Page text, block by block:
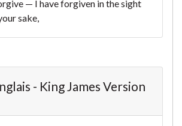
— I have forgiven in the sight
sake,
- King James Version